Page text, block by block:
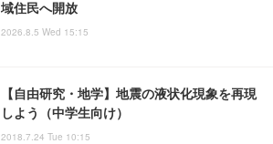
域住民へ開放
2026.8.5 Wed 15:15
【自由研究・地学】地震の液状化現象を再現
しよう（中学生向け）
2018.7.24 Tue 10:15